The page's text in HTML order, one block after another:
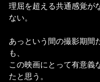
理屈を超える共通感覚が
ない。
あっという間の撮影期間
も、
この映画にとって有意義
たと思う。